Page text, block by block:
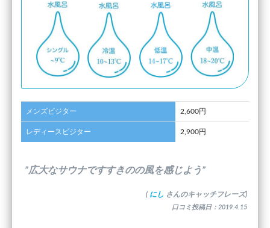
メンズビジター 2,600円
レディースビジター 2,900円
”広大なサウナですすきのの風を感じよう”
( にし さんのキャッチフレーズ)
口コミ投稿日：2019.4.15